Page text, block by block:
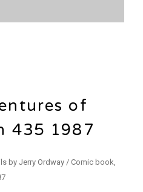
of
435 1987
by Jerry Ordway / Comic book,